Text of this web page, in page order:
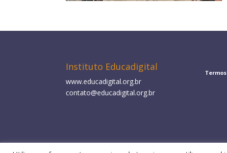
Instituto Educadigital
www.educadigital.org.br
contato@educadigital.org.br